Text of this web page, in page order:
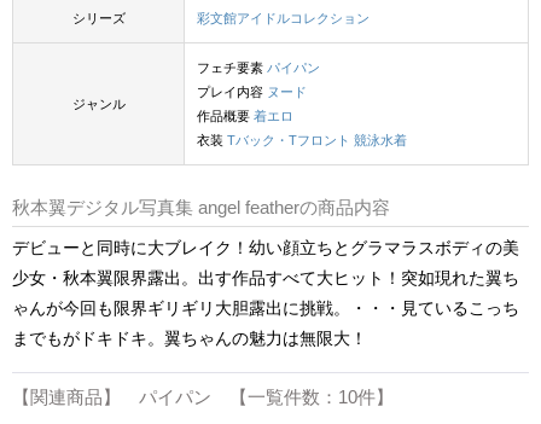
シリーズ 彩文館アイドルコレクション
ジャンル
フェチ要素 パイパン
プレイ内容 ヌード
作品概要 着エロ
衣装 Tバック・Tフロント 競泳水着
秋本翼デジタル写真集 angel featherの商品内容
デビューと同時に大ブレイク！幼い顔立ちとグラマラスボディの美
少女・秋本翼限界露出。出す作品すべて大ヒット！突如現れた翼ち
ゃんが今回も限界ギリギリ大胆露出に挑戦。・・・見ているこっち
までもがドキドキ。翼ちゃんの魅力は無限大！
【関連商品】 パイパン 【一覧件数：10件】